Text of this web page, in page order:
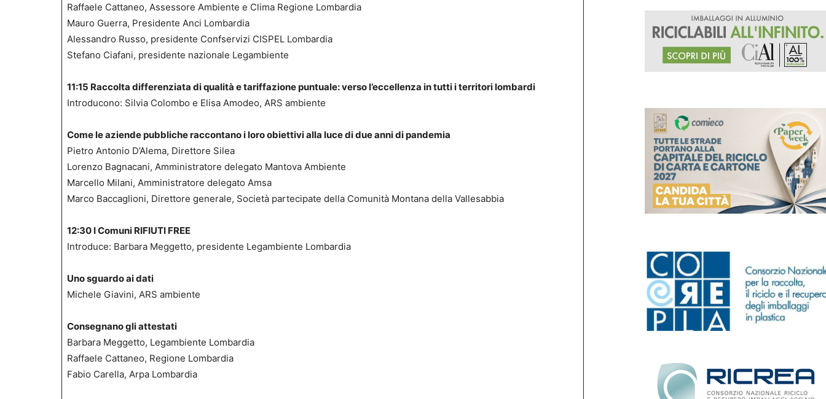
Raffaele Cattaneo, Assessore Ambiente e Clima Regione Lombardia
Mauro Guerra, Presidente Anci Lombardia
Alessandro Russo, presidente Confservizi CISPEL Lombardia
Stefano Ciafani, presidente nazionale Legambiente
11:15 Raccolta differenziata di qualità e tariffazione puntuale: verso l’eccellenza in tutti i territori lombardi
Introducono: Silvia Colombo e Elisa Amodeo, ARS ambiente
Come le aziende pubbliche raccontano i loro obiettivi alla luce di due anni di pandemia
Pietro Antonio D’Alema, Direttore Silea
Lorenzo Bagnacani, Amministratore delegato Mantova Ambiente
Marcello Milani, Amministratore delegato Amsa
Marco Baccaglioni, Direttore generale, Società partecipate della Comunità Montana della Vallesabbia
12:30 I Comuni RIFIUTI FREE
Introduce: Barbara Meggetto, presidente Legambiente Lombardia
Uno sguardo ai dati
Michele Giavini, ARS ambiente
Consegnano gli attestati
Barbara Meggetto, Legambiente Lombardia
Raffaele Cattaneo, Regione Lombardia
Fabio Carella, Arpa Lombardia